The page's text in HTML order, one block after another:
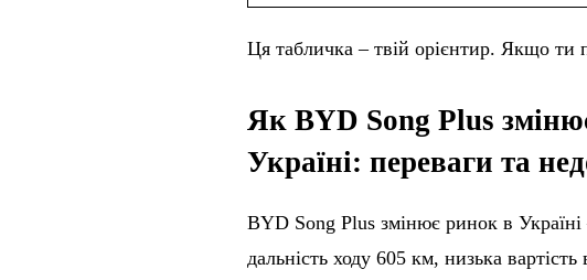
Ця табличка – твій орієнтир. Якщо ти
Як BYD Song Plus
Україні: переваги та
BYD Song Plus змінює ринок в
дальність ходу 605 км, низька